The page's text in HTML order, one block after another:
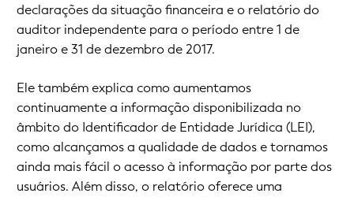
declarações da situação financeira e o relatório do
auditor independente para o período entre 1 de
janeiro e 31 de dezembro de 2017.
Ele também explica como aumentamos
continuamente a informação disponibilizada no
âmbito do Identificador de Entidade Jurídica (LEI),
como alcançamos a qualidade de dados e tornamos
ainda mais fácil o acesso à informação por parte dos
usuários. Além disso, o relatório oferece uma